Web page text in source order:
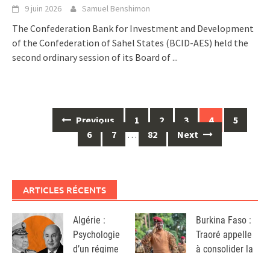
9 juin 2026 Samuel Benshimon
The Confederation Bank for Investment and Development
of the Confederation of Sahel States (BCID-AES) held the
second ordinary session of its Board of...
navigation
Previous 1 2 3 4
5
6
7 … 82 Next
ARTICLES RÉCENTS
Algérie :
Psychologie
d’un régime
Burkina Faso :
Traoré appelle
à consolider la